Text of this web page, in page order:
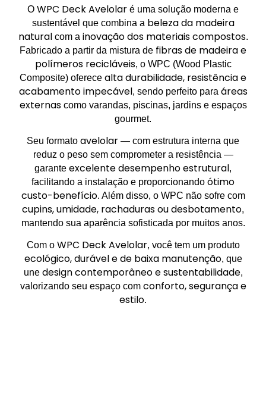
O WPC Deck Avelolar é uma solução moderna e
sustentável que combina a beleza da madeira
natural com a inovação dos materiais compostos.
Fabricado a partir da mistura de fibras de madeira e
polímeros recicláveis, o WPC (Wood Plastic
Composite) oferece alta durabilidade, resistência e
acabamento impecável, sendo perfeito para áreas
externascomo varandas, piscinas, jardins e espaços
gourmet.
Seu formato avelolar — com estrutura interna que
reduz o peso sem comprometer a resistência —
garante excelente desempenho estrutural,
facilitando a instalação e proporcionando ótimo
custo-benefício. Além disso, o WPC não sofre com
cupins, umidade, rachaduras ou desbotamento,
mantendo sua aparência sofisticada por muitos anos.
Com o WPC Deck Avelolar, você tem um produto
ecológico, durável e de baixa manutenção, que
une design contemporâneo e sustentabilidade,
valorizando seu espaço com conforto, segurança e
estilo.